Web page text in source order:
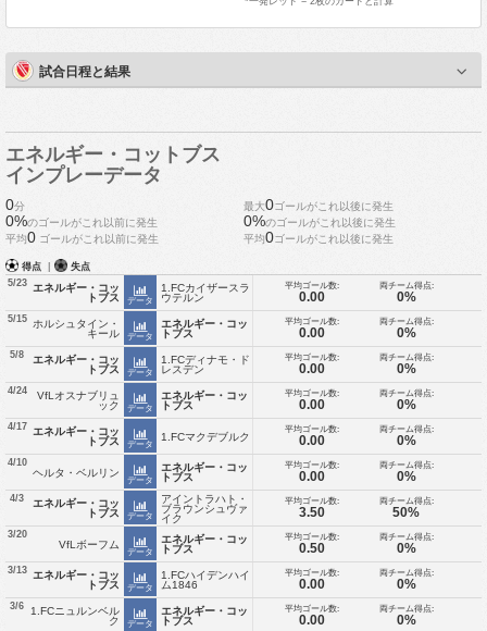
試合日程と結果
エネルギー・コットブス
インプレーデータ
0分 最大0ゴールがこれ以後に発生
0%のゴールがこれ以前に発生 0%のゴールがこれ以後に発生
平均0 ゴールがこれ以前に発生 平均0ゴールがこれ以後に発生
得点
失点
5/23 エネルギー・コッ
トブス
データ
1.FCカイザースラ
ウテルン
平均ゴール数:
0.00
両チーム得点:
0%
5/15 ホルシュタイン・
キール
データ
エネルギー・コッ
トブス
平均ゴール数:
0.00
両チーム得点:
0%
5/8
エネルギー・コッ
トブス
データ
1.FCディナモ・ド
レスデン
平均ゴール数:
0.00
両チーム得点:
0%
4/24
VfLオスナブリュ
ック
データ
エネルギー・コッ
トブス
平均ゴール数:
0.00
両チーム得点:
0%
4/17 エネルギー・コッ
トブス
データ
1.FCマクデブルク
平均ゴール数:
0.00
両チーム得点:
0%
4/10
ヘルタ・ベルリン
データ
エネルギー・コッ
トブス
平均ゴール数:
0.00
両チーム得点:
0%
4/3
エネルギー・コッ
トブス
データ
アイントラハト・
ブラウンシュヴァ
イク
平均ゴール数:
3.50
両チーム得点:
50%
3/20
VfLボーフム
データ
エネルギー・コッ
トブス
平均ゴール数:
0.50
両チーム得点:
0%
3/13 エネルギー・コッ
トブス
データ
1.FCハイデンハイ
ム1846
平均ゴール数:
0.00
両チーム得点:
0%
3/6
1.FCニュルンベル
ク
データ
エネルギー・コッ
トブス
平均ゴール数:
0.00
両チーム得点:
0%